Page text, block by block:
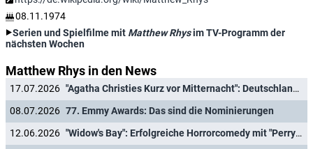
08.11.1974
Serien und Spielfilme mit Matthew Rhysim TV-Programm der
nächsten Wochen
Matthew Rhys in den News
17.07.2026
"Agatha Christies Kurz vor Mitternacht": Deutschlandpremiere zu Christies Geburtstag
08.07.2026 77. Emmy Awards: Das sind die Nominierungen
12.06.2026
"Widow's Bay": Erfolgreiche Horrorcomedy mit "Perry Mason"-Star Matthew Rhys verlängert